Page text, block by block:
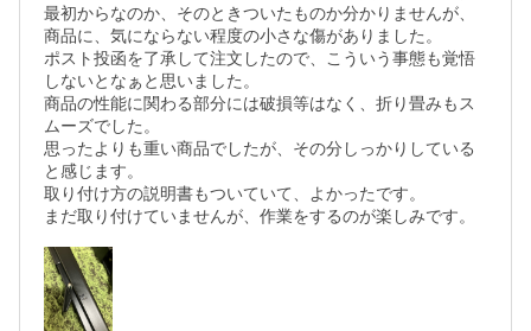
最初からなのか、そのときついたものか分かりませんが、
商品に、気にならない程度の小さな傷がありました。
ポスト投函を了承して注文したので、こういう事態も覚悟
しないとなぁと思いました。
商品の性能に関わる部分には破損等はなく、折り畳みもス
ムーズでした。
思ったよりも重い商品でしたが、その分しっかりしている
と感じます。
取り付け方の説明書もついていて、よかったです。
まだ取り付けていませんが、作業をするのが楽しみです。